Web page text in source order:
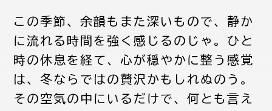
この季節、余韻もまた深いもので、静か
に流れる時間を強く感じるのじゃ。ひと
時の休息を経て、心が穏やかに整う感覚
は、冬ならではの贅沢かもしれぬのう。
その空気の中にいるだけで、何とも言え